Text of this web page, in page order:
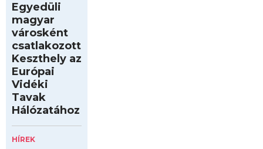
Egyedüli
magyar
városként
csatlakozott
Keszthely az
Európai
Vidéki
Tavak
Hálózatához
HÍREK